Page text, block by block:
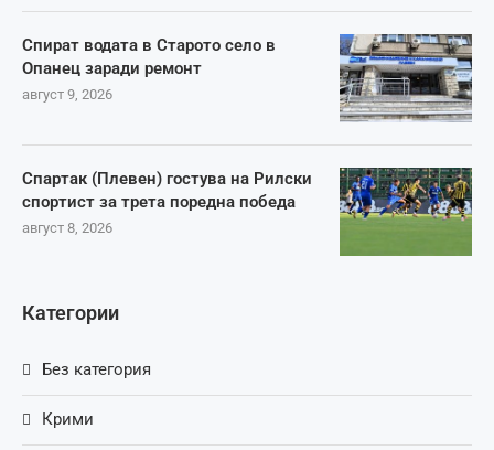
Спират водата в Старото село в
Опанец заради ремонт
август 9, 2026
Спартак (Плевен) гостува на Рилски
спортист за трета поредна победа
август 8, 2026
Категории
Без категория
Крими